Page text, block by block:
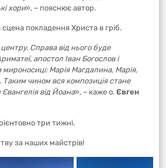
хори», – пояснює автор.
покладення Христа в гріб.
Справа від нього буде
апостол Іван Богослов і
мироносиці: Марія Магдалина, Марія,
Таким чином вся композиція стане
від Йоана», – каже о. Євген
три тижні.
за наших майстрів!